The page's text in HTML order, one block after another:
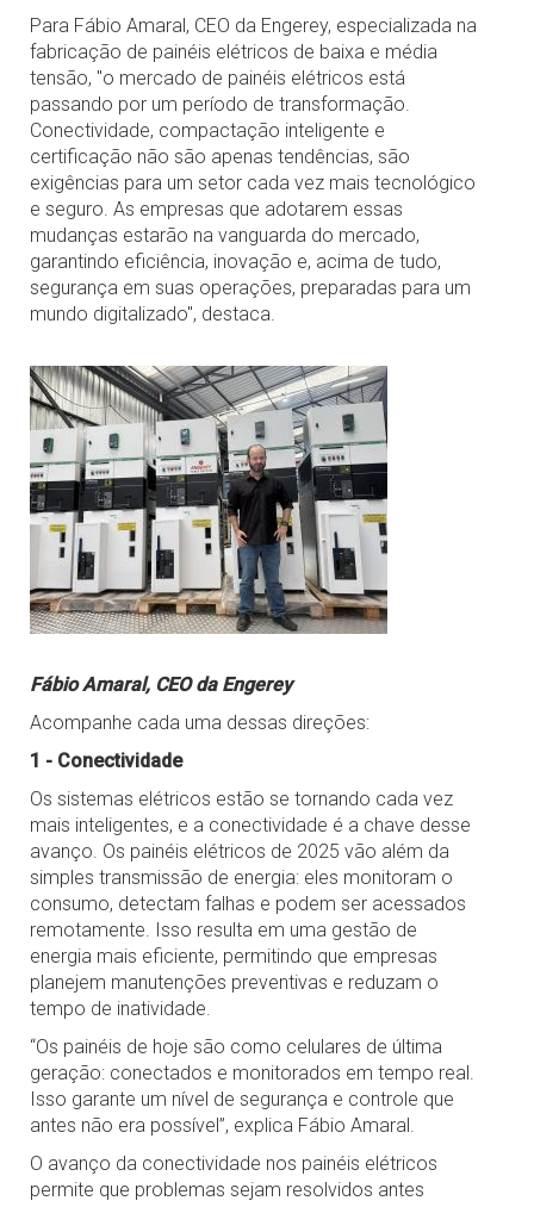
Para Fábio Amaral, CEO da Engerey, especializada na
fabricação de painéis elétricos de baixa e média
tensão, "o mercado de painéis elétricos está
passando por um período de transformação.
Conectividade, compactação inteligente e
certificação não são apenas tendências, são
exigências para um setor cada vez mais tecnológico
e seguro. As empresas que adotarem essas
mudanças estarão na vanguarda do mercado,
garantindo eficiência, inovação e, acima de tudo,
segurança em suas operações, preparadas para um
mundo digitalizado", destaca.
Fábio Amaral, CEO da Engerey
Acompanhe cada uma dessas direções:
1 - Conectividade
Os sistemas elétricos estão se tornando cada vez
mais inteligentes, e a conectividade é a chave desse
avanço. Os painéis elétricos de 2025 vão além da
simples transmissão de energia: eles monitoram o
consumo, detectam falhas e podem ser acessados
remotamente. Isso resulta em uma gestão de
energia mais eficiente, permitindo que empresas
planejem manutenções preventivas e reduzam o
tempo de inatividade.
“Os painéis de hoje são como celulares de última
geração: conectados e monitorados em tempo real.
Isso garante um nível de segurança e controle que
antes não era possível”, explica Fábio Amaral.
O avanço da conectividade nos painéis elétricos
permite que problemas sejam resolvidos antes